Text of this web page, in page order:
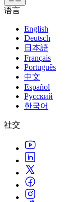
Unity 引擎
为任何平台构建2D
协作
与团队协作并快速
下载 Unity
计划和定价
部署
探索 Unity 支持的
常态化运营
游戏上线后的数
Grow
用户获取
3D协作
实时构建和审查3D
沉浸式培训
在沉浸式环境中培
客户体验
创建互动3D体验
行业
实现运营卓越
零售
将店内体验转化为
汽车
提升创新能力和车
文档
官方用户手册和
开发者工具
发布版本和问题跟
路线图
查看即将推出的功
技术术语库
案例分析
真实成功案例
最佳实践指南
讨论
讨论、解决问题和
事件
全球和本地活动
社区故事
Made with Unity
展示Unity创作者
直播活动
Unity奖项
庆祝全球的Unity创
Unity Learn
免费掌握Unity技能
专业培训
通过Unity培训师
Unity新手
准备开始
开始您的学习
你是Unity 新手？
使用指南
可操作的技巧和最
教育
对于学生
获取帮助
帮助您在Unity中取
成功计划
通过专家支持更快
常见问题解答
常见问题解答
联系我们
语言
English
Deutsch
日本語
Français
Português
中文
Español
Русский
한국어
社交